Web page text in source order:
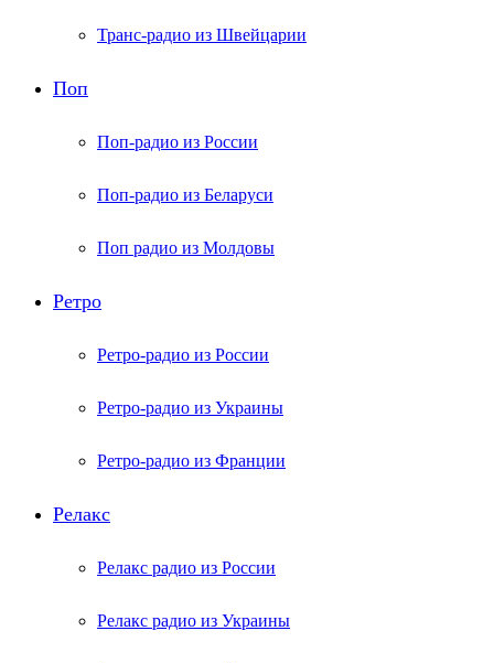
Транс-радио из Швейцарии
Поп
Поп-радио из России
Поп-радио из Беларуси
Поп радио из Молдовы
Ретро
Ретро-радио из России
Ретро-радио из Украины
Ретро-радио из Франции
Релакс
Релакс радио из России
Релакс радио из Украины